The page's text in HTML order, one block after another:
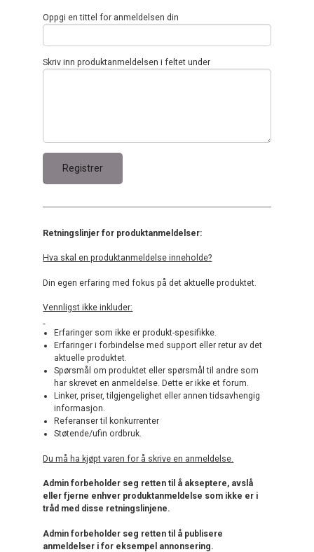
Oppgi en tittel for anmeldelsen din
Skriv inn produktanmeldelsen i feltet under
Retningslinjer for produktanmeldelser:
Hva skal en produktanmeldelse inneholde?
Din egen erfaring med fokus på det aktuelle produktet.
Vennligst ikke inkluder:
Erfaringer som ikke er produkt-spesifikke.
Erfaringer i forbindelse med support eller retur av det
aktuelle produktet.
Spørsmål om produktet eller spørsmål til andre som
har skrevet en anmeldelse. Dette er ikke et forum.
Linker, priser, tilgjengelighet eller annen tidsavhengig
informasjon.
Referanser til konkurrenter
Støtende/ufin ordbruk.
Du må ha kjøpt varen for å skrive en anmeldelse.
Admin forbeholder seg retten til å akseptere, avslå
eller fjerne enhver produktanmeldelse som ikke er i
tråd med disse retningslinjene.
Admin forbeholder seg retten til å publisere
anmeldelser i for eksempel annonsering.